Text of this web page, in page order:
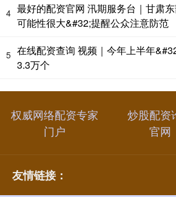
4 最好的配资官网 汛期服务台｜甘肃
可能性很大&#32;提醒公众注意防范
5 在线配资查询 视频｜今年上半年
3.3万个
权威网络配资专家
门户
炒股配资
官网
友情链接：